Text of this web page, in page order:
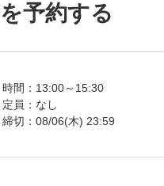
予約する
時間：13:00～15:30
定員：なし
締切：08/06(木) 23:59